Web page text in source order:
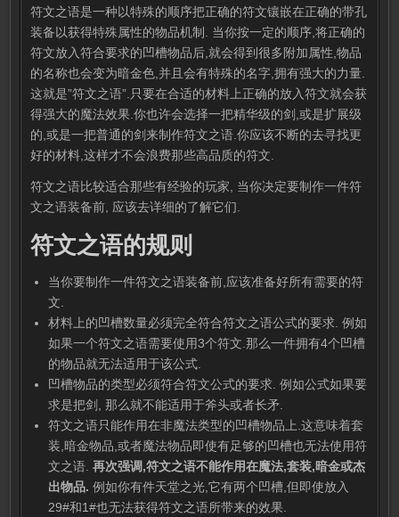
符文之语是一种以特殊的顺序把正确的符文镶嵌在正确的带孔
装备以获得特殊属性的物品机制. 当你按一定的顺序,将正确的
符文放入符合要求的凹槽物品后,就会得到很多附加属性,物品
的名称也会变为暗金色,并且会有特殊的名字,拥有强大的力量.
这就是”符文之语”.只要在合适的材料上正确的放入符文就会获
得强大的魔法效果.你也许会选择一把精华级的剑,或是扩展级
的,或是一把普通的剑来制作符文之语.你应该不断的去寻找更
好的材料,这样才不会浪费那些高品质的符文.
符文之语比较适合那些有经验的玩家, 当你决定要制作一件符
文之语装备前, 应该去详细的了解它们.
符文之语的规则
当你要制作一件符文之语装备前,应该准备好所有需要的符
文.
材料上的凹槽数量必须完全符合符文之语公式的要求. 例如
如果一个符文之语需要使用3个符文.那么一件拥有4个凹槽
的物品就无法适用于该公式.
凹槽物品的类型必须符合符文公式的要求. 例如公式如果要
求是把剑, 那么就不能适用于斧头或者长矛.
符文之语只能作用在非魔法类型的凹槽物品上.这意味着套
装,暗金物品,或者魔法物品即使有足够的凹槽也无法使用符
文之语.再次强调,符文之语不能作用在魔法,套装,暗金或杰
出物品. 例如你有件天堂之光,它有两个凹槽,但即使放入
29#和1#也无法获得符文之语所带来的效果.